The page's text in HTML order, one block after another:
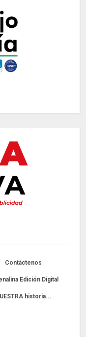
Contáctenos
Edición Digital
historia...